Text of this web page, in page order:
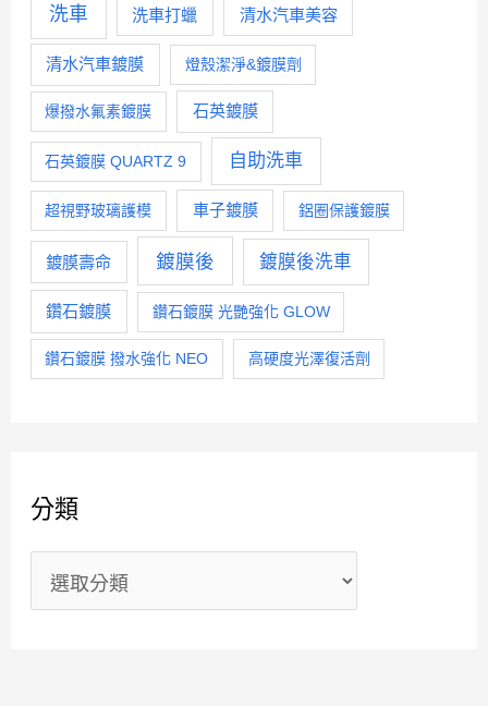
洗車 洗車打蠟 清水汽車美容
清水汽車鍍膜 燈殼潔淨&鍍膜劑
爆撥水氟素鍍膜 石英鍍膜
石英鍍膜 QUARTZ 9 自助洗車
超視野玻璃護模 車子鍍膜 鋁圈保護鍍膜
鍍膜壽命 鍍膜後 鍍膜後洗車
鑽石鍍膜 鑽石鍍膜 光艷強化 GLOW
鑽石鍍膜 撥水強化 NEO 高硬度光澤復活劑
分類